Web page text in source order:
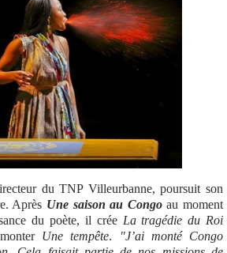
du TNP Villeurbanne, poursuit son
Après Une saison au Congoau moment
du poète, il crée La tragédie du Roi
Une tempête.
"J’ai monté Congo